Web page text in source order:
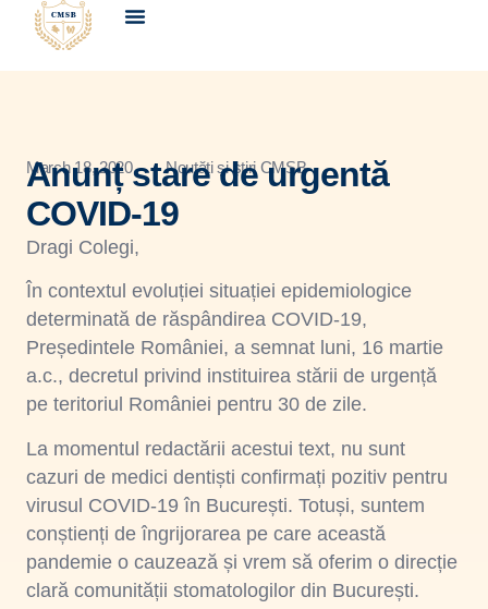
March 18, 2020 Noutăți și știri CMSB
Anunț stare de urgentă
COVID-19
Dragi Colegi,
În contextul evoluției situației epidemiologice
determinată de răspândirea COVID-19,
Președintele României, a semnat luni, 16 martie
a.c., decretul privind instituirea stării de urgență
pe teritoriul României pentru 30 de zile.
La momentul redactării acestui text, nu sunt
cazuri de medici dentiști confirmați pozitiv pentru
virusul COVID-19 în București. Totuși, suntem
conștienți de îngrijorarea pe care această
pandemie o cauzează și vrem să oferim o direcție
clară comunității stomatologilor din București.